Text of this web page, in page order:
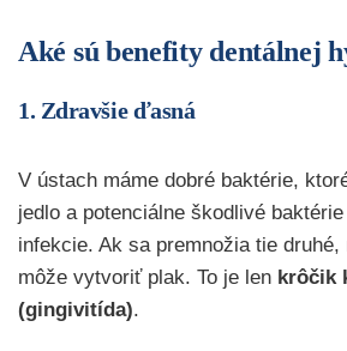
Aké sú benefity dentálnej
1. Zdravšie ďasná
V ústach máme dobré baktérie,
jedlo a potenciálne škodlivé
infekcie. Ak sa premnožia tie druhé,
môže vytvoriť plak. To je len krôčik
(gingivitída).